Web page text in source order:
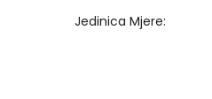
Jedinica Mjere